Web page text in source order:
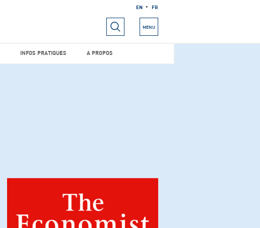
EN FR
MENU
INFOS PRATIQUES
INFOS PRATIQUES A PROPOS